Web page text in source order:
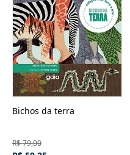
Bichos da terra
R$ 79,00